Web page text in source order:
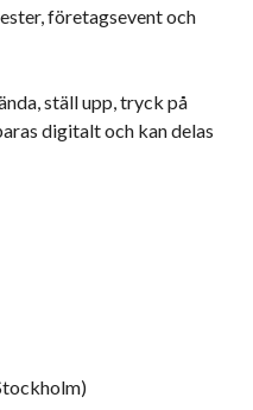
företagsevent och
ställ upp, tryck på
digitalt och kan delas